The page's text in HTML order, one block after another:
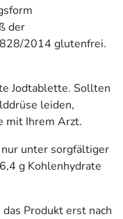
der
2014 glutenfrei.
Jodtablette. Sollten
leiden,
mit Ihrem Arzt.
unter sorgfältiger
g Kohlenhydrate
Produkt erst nach